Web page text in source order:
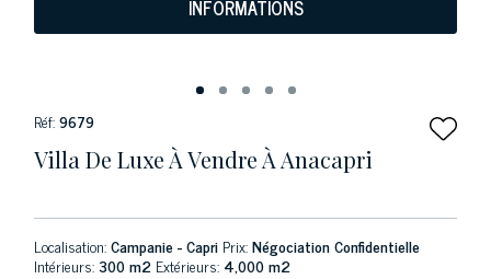
INFORMATIONS
Réf:9679
Villa De Luxe À Vendre À Anacapri
Localisation:Campanie - Capri Prix:Négociation Confidentielle
Intérieurs:300 m2 Extérieurs: 4,000 m2